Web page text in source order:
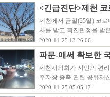
<긴급진단>제천
제천에서 금일(25일) 코
사를 받고 확진판정을 받
2020-11-25 13:26:06
파문-애써 확보한
제천시의회가 시민의 편
주자창 증축 관련 공유재
2020-11-25 05:05:17